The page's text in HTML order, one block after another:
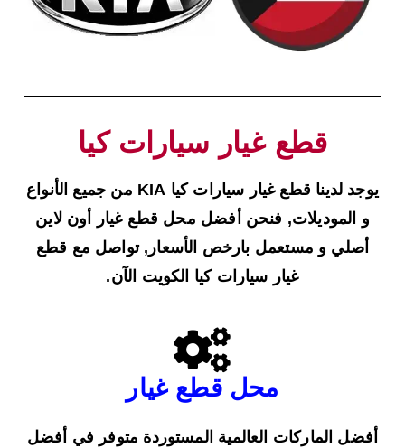
قطع غيار سيارات كيا
يوجد لدينا قطع غيار سيارات كيا KIA من جميع الأنواع
و الموديلات, فنحن أفضل محل قطع غيار أون لاين
أصلي و مستعمل بارخص الأسعار, تواصل مع قطع
غيار سيارات كيا الكويت الآن.
محل قطع غيار
أفضل الماركات العالمية المستوردة متوفر في أفضل